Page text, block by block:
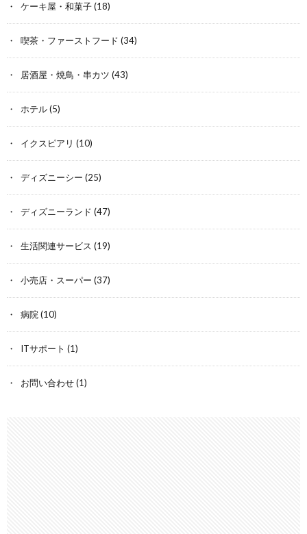
ケーキ屋・和菓子(18)
喫茶・ファーストフード (34)
居酒屋・焼鳥・串カツ (43)
ホテル(5)
イクスピアリ (10)
ディズニーシー (25)
ディズニーランド (47)
生活関連サービス (19)
小売店・スーパー (37)
病院(10)
ITサポート (1)
お問い合わせ(1)